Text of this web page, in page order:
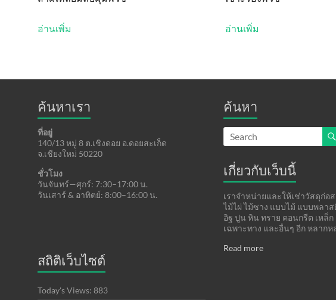
อ่านเพิ่ม อ่านเพิ่ม
ค้นหาเรา
ที่อยู่
140/13 หมู่ 8 ต.เชิงดอย อ.ดอยสะเก็ด
จ.เชียงใหม่ 50220
ชั่วโมง
วันจันทร์—ศุกร์: 7:30–17:00 น.
วันเสาร์ & อาทิตย์: 8:00–16:00 น.
สถิติเว็บไซต์
Today's Views: 883
ค้นหา
เกี่ยวกับเว็บนี้
เราจำหน่ายและให้เช่าวัสดุก่อ
ไม้ไผ่ ไม้ซาง แบบไม้ แบบพลาส
อิฐ ปูน หิน ทราย คอนกรีต เหล็ก
เฉพาะทาง และอื่นๆ อีก หลากห
Read more